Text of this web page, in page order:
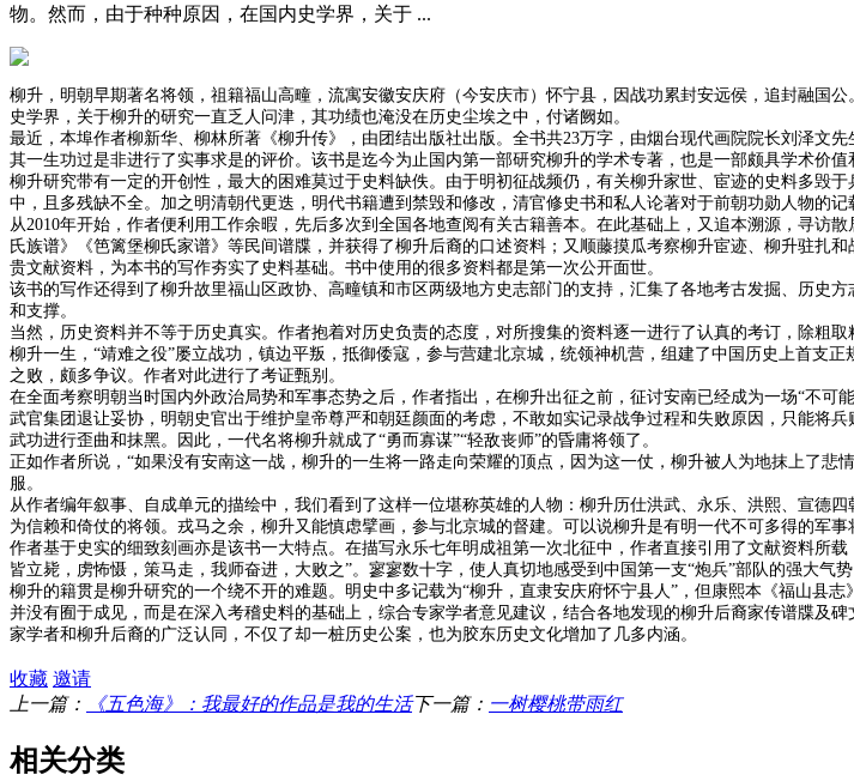
物。然而，由于种种原因，在国内史学界，关于 ...
柳升，明朝早期著名将领，祖籍福山高疃，流寓安徽安庆府（今安庆市）怀宁县，因战功累封安远侯，追封融国
史学界，关于柳升的研究一直乏人问津，其功绩也淹没在历史尘埃之中，付诸阙如。
最近，本埠作者柳新华、柳林所著《柳升传》，由团结出版社出版。全书共23万字，由烟台现代画院院长刘泽文
其一生功过是非进行了实事求是的评价。该书是迄今为止国内第一部研究柳升的学术专著，也是一部颇具学术价值
柳升研究带有一定的开创性，最大的困难莫过于史料缺佚。由于明初征战频仍，有关柳升家世、宦迹的史料多毁
中，且多残缺不全。加之明清朝代更迭，明代书籍遭到禁毁和修改，清官修史书和私人论著对于前朝功勋人物的记
从2010年开始，作者便利用工作余暇，先后多次到全国各地查阅有关古籍善本。在此基础上，又追本溯源，寻
氏族谱》《笆篱堡柳氏家谱》等民间谱牒，并获得了柳升后裔的口述资料；又顺藤摸瓜考察柳升宦迹、柳升驻扎
贵文献资料，为本书的写作夯实了史料基础。书中使用的很多资料都是第一次公开面世。
该书的写作还得到了柳升故里福山区政协、高疃镇和市区两级地方史志部门的支持，汇集了各地考古发掘、历史
和支撑。
当然，历史资料并不等于历史真实。作者抱着对历史负责的态度，对所搜集的资料逐一进行了认真的考订，除粗取
柳升一生，“靖难之役”屡立战功，镇边平叛，抵御倭寇，参与营建北京城，统领神机营，组建了中国历史上首支
之败，颇多争议。作者对此进行了考证甄别。
在全面考察明朝当时国内外政治局势和军事态势之后，作者指出，在柳升出征之前，征讨安南已经成为一场“不
武官集团退让妥协，明朝史官出于维护皇帝尊严和朝廷颜面的考虑，不敢如实记录战争过程和失败原因，只能将
武功进行歪曲和抹黑。因此，一代名将柳升就成了“勇而寡谋”“轻敌丧师”的昏庸将领了。
正如作者所说，“如果没有安南这一战，柳升的一生将一路走向荣耀的顶点，因为这一仗，柳升被人为地抹上了
服。
从作者编年叙事、自成单元的描绘中，我们看到了这样一位堪称英雄的人物：柳升历仕洪武、永乐、洪熙、宣德
为信赖和倚仗的将领。戎马之余，柳升又能慎虑擘画，参与北京城的督建。可以说柳升是有明一代不可多得的军事
作者基于史实的细致刻画亦是该书一大特点。在描写永乐七年明成祖第一次北征中，作者直接引用了文献资料所
皆立毙，虏怖慑，策马走，我师奋进，大败之”。寥寥数十字，使人真切地感受到中国第一支“炮兵”部队的强大气
柳升的籍贯是柳升研究的一个绕不开的难题。明史中多记载为“柳升，直隶安庆府怀宁县人”，但康熙本《福山县
并没有囿于成见，而是在深入考稽史料的基础上，综合专家学者意见建议，结合各地发现的柳升后裔家传谱牒及
家学者和柳升后裔的广泛认同，不仅了却一桩历史公案，也为胶东历史文化增加了几多内涵。
收藏 邀请
上一篇：
《五色海》：我最好的作品是我的生活下一篇： 一树樱桃带雨红
相关分类